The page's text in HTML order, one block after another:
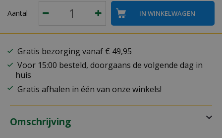
Aantal
Gratis bezorging vanaf € 49,95
Voor 15:00 besteld, doorgaans de volgende dag in
huis
Gratis afhalen in één van onze winkels!
Omschrijving